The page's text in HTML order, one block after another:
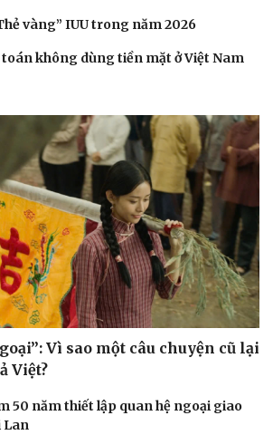
Podcast
Cửa sổ tình yêu
Kể chuyện cho bé
Hạt giống tâm hồn
vàng” IUU trong năm 2026
không dùng tiền mặt ở Việt Nam
Vì sao một câu chuyện cũ lại
Việt?
50 năm thiết lập quan hệ ngoại giao
Lan